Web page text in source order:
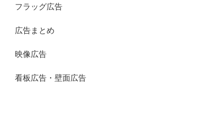
フラッグ広告
広告まとめ
映像広告
看板広告・壁面広告